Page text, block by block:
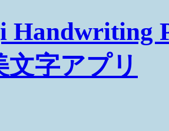
Handwriting
字アプリ